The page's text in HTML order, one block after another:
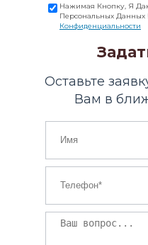
Нажимая Кнопку, Я
Персональных
Конфиденциальности
Оставьте
Вам в